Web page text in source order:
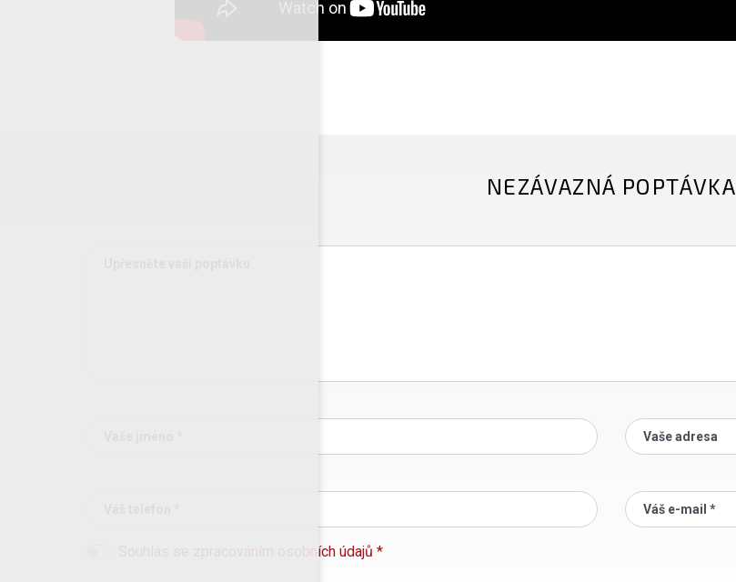
NEZÁVAZNÁ POPTÁVKA
Vaše adresa
Váš e-mail *
Souhlas se zpracováním osobních údajů *